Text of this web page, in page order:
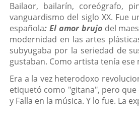
Bailaor, bailarín, coreógrafo,
vanguardismo del siglo XX. Fue
española: El amor brujodel
modernidad en las artes
subyugaba por la seriedad de
gustaban. Como artista tenía
Era a la vez heterodoxo
etiquetó como "gitana", pero que
y Falla en la música. Y lo fue. La